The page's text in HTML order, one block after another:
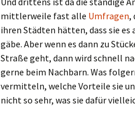
mittlerweile fast alle Umfragen,
ihren Städten hätten, dass sie es
gäbe. Aber wenn es dann zu
Straße geht, dann wird schnell
gerne beim Nachbarn. Was
vermitteln, welche Vorteile sie
nicht so sehr, was sie dafür